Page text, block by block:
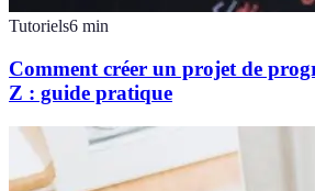
Tutoriels6 min
Comment créer un projet de
Z : guide pratique